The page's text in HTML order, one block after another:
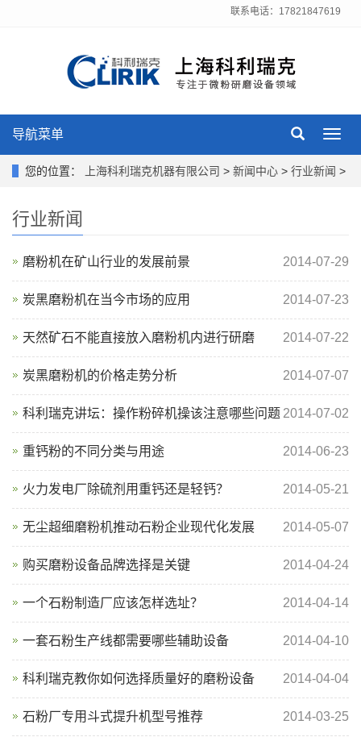
联系电话：17821847619
导航菜单
您的位置： 上海科利瑞克机器有限公司 > 新闻中心 > 行业新闻 >
行业新闻
磨粉机在矿山行业的发展前景 2014-07-29
炭黑磨粉机在当今市场的应用 2014-07-23
天然矿石不能直接放入磨粉机内进行研磨 2014-07-22
炭黑磨粉机的价格走势分析 2014-07-07
科利瑞克讲坛：操作粉碎机操该注意哪些问题 2014-07-02
重钙粉的不同分类与用途 2014-06-23
火力发电厂除硫剂用重钙还是轻钙？ 2014-05-21
无尘超细磨粉机推动石粉企业现代化发展 2014-05-07
购买磨粉设备品牌选择是关键 2014-04-24
一个石粉制造厂应该怎样选址？ 2014-04-14
一套石粉生产线都需要哪些辅助设备 2014-04-10
科利瑞克教你如何选择质量好的磨粉设备 2014-04-04
石粉厂专用斗式提升机型号推荐 2014-03-25